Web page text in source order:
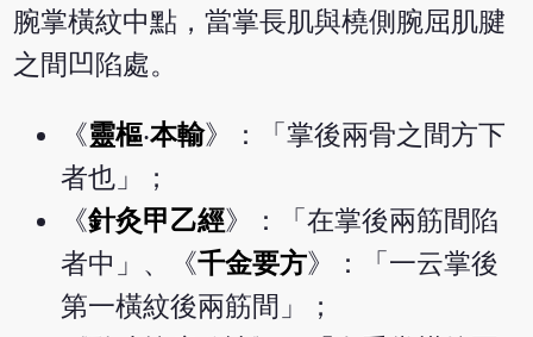
腕掌橫紋中點，當掌長肌與橈側腕屈肌腱
之間凹陷處。
《靈樞‧本輸》：「掌後兩骨之間方下
者也」；
《針灸甲乙經》：「在掌後兩筋間陷
者中」、《千金要方》：「一云掌後
第一橫紋後兩筋間」；